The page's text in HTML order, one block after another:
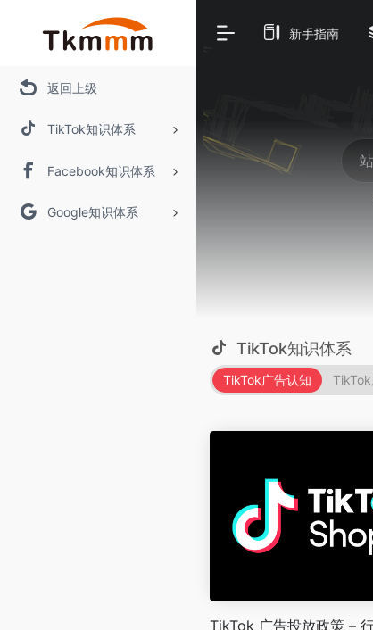
返回上级
TikTok知识体系
Facebook知识体系
Google知识体系
新手指南
TikTok知识体系
TikTok广告认知
TikTok 广告投放政策 –